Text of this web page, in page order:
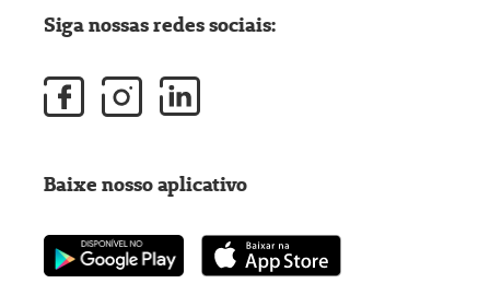
Siga nossas redes sociais:
Baixe nosso aplicativo